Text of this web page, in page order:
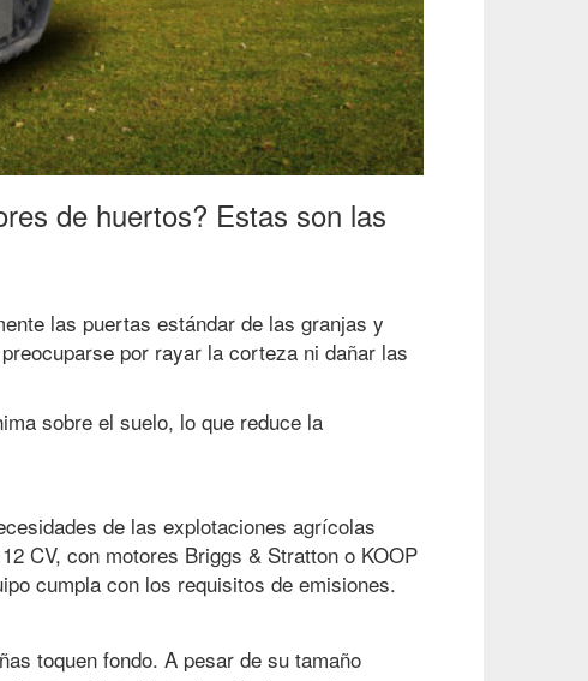
de huertos? Estas son las
las puertas estándar de las granjas y
por rayar la corteza ni dañar las
sobre el suelo, lo que reduce la
de las explotaciones agrícolas
CV, con motores Briggs & Stratton o KOOP
cumpla con los requisitos de emisiones.
toquen fondo. A pesar de su tamaño